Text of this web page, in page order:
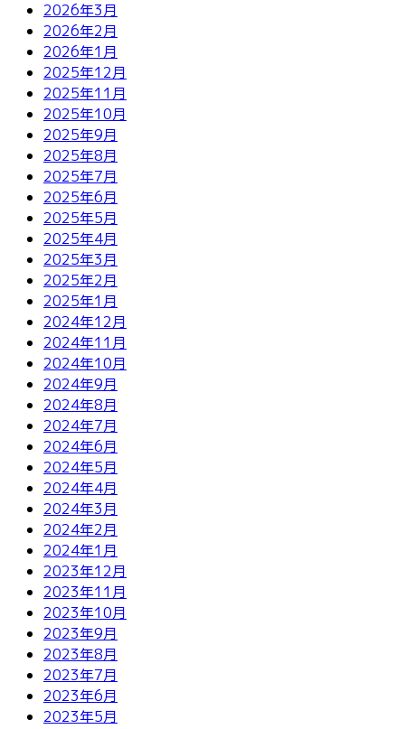
2026年3月
2026年2月
2026年1月
2025年12月
2025年11月
2025年10月
2025年9月
2025年8月
2025年7月
2025年6月
2025年5月
2025年4月
2025年3月
2025年2月
2025年1月
2024年12月
2024年11月
2024年10月
2024年9月
2024年8月
2024年7月
2024年6月
2024年5月
2024年4月
2024年3月
2024年2月
2024年1月
2023年12月
2023年11月
2023年10月
2023年9月
2023年8月
2023年7月
2023年6月
2023年5月